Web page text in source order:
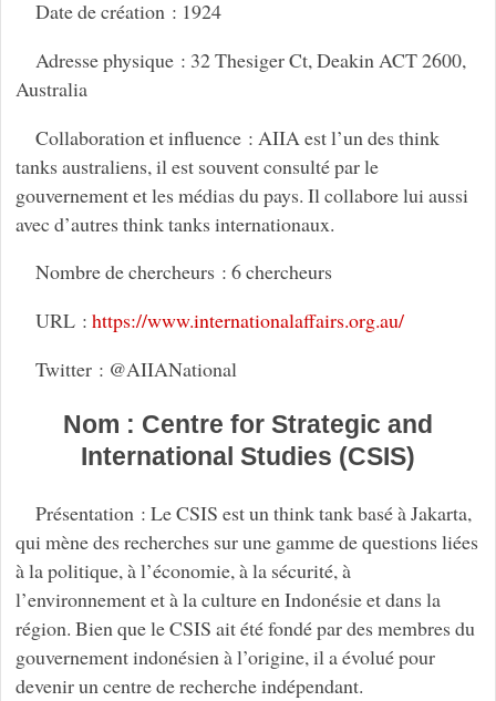
Date de création : 1924
Adresse physique : 32 Thesiger Ct, Deakin ACT 2600,
Australia
Collaboration et influence : AIIA est l’un des think
tanks australiens, il est souvent consulté par le
gouvernement et les médias du pays. Il collabore lui aussi
avec d’autres think tanks internationaux.
Nombre de chercheurs : 6 chercheurs
URL : https://www.internationalaffairs.org.au/
Twitter : @AIIANational
Nom : Centre for Strategic and
International Studies (CSIS)
Présentation : Le CSIS est un think tank basé à Jakarta,
qui mène des recherches sur une gamme de questions liées
à la politique, à l’économie, à la sécurité, à
l’environnement et à la culture en Indonésie et dans la
région. Bien que le CSIS ait été fondé par des membres du
gouvernement indonésien à l’origine, il a évolué pour
devenir un centre de recherche indépendant.